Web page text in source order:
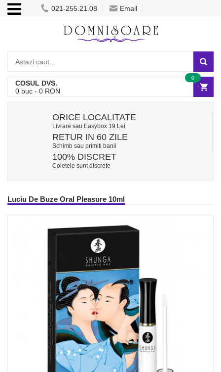
021-255.21.08 Email
COSUL DVS.
0 buc - 0 RON
0
ORICE LOCALITATE
Livrare sau Easybox 19 Lei
RETUR IN 60 ZILE
Schimb sau primiti banii
100% DISCRET
Coletele sunt discrete
Luciu De Buze Oral Pleasure 10ml